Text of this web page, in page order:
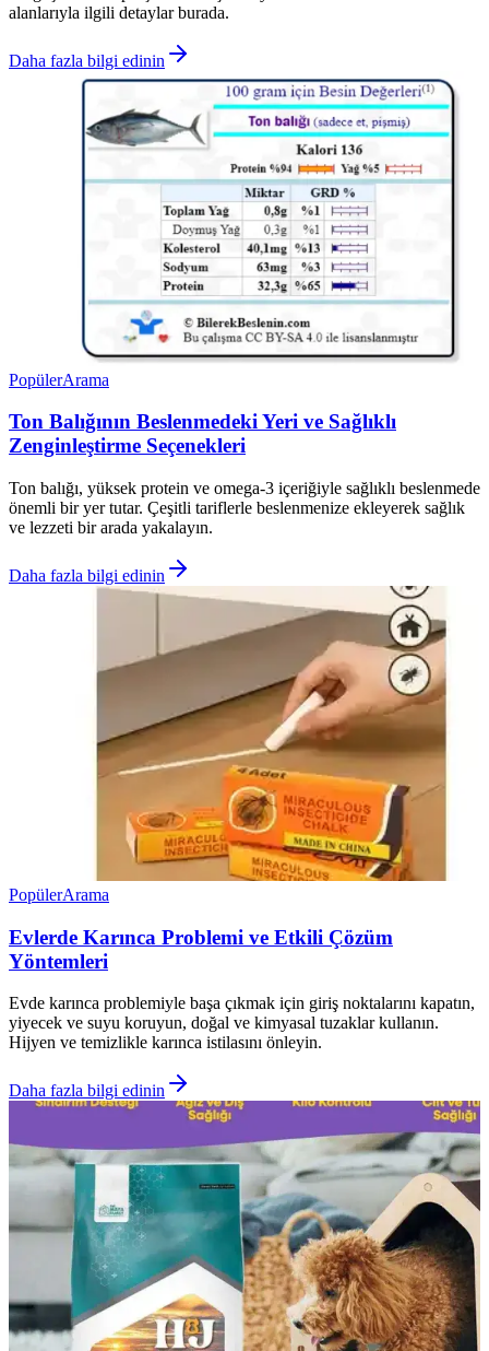
alanlarıyla ilgili detaylar burada.
Daha fazla bilgi edinin
PopülerArama
Ton Balığının Beslenmedeki Yeri ve Sağlıklı
Zenginleştirme Seçenekleri
Ton balığı, yüksek protein ve omega-3 içeriğiyle sağlıklı beslenmede
önemli bir yer tutar. Çeşitli tariflerle beslenmenize ekleyerek sağlık
ve lezzeti bir arada yakalayın.
Daha fazla bilgi edinin
PopülerArama
Evlerde Karınca Problemi ve Etkili Çözüm
Yöntemleri
Evde karınca problemiyle başa çıkmak için giriş noktalarını kapatın,
yiyecek ve suyu koruyun, doğal ve kimyasal tuzaklar kullanın.
Hijyen ve temizlikle karınca istilasını önleyin.
Daha fazla bilgi edinin